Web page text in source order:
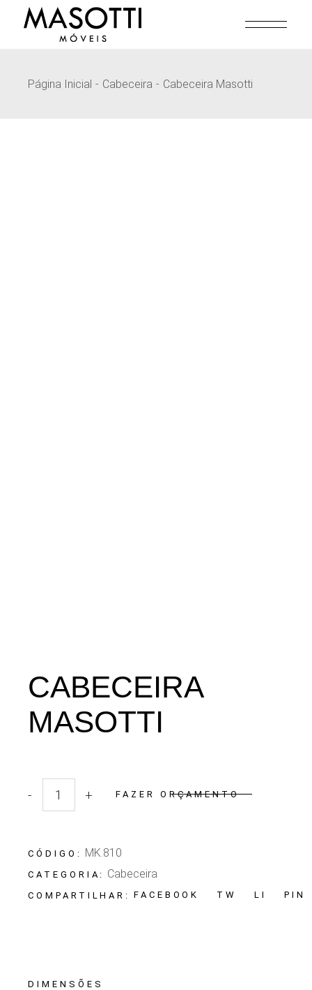
Página Inicial Cabeceira Cabeceira Masotti
CABECEIRA
MASOTTI
Quantidade Cabeceira Masotti
- + FAZER ORÇAMENTO
CÓDIGO: MK.810
CATEGORIA: Cabeceira
COMPARTILHAR: FACEBOOK TW LI PIN
DIMENSÕES